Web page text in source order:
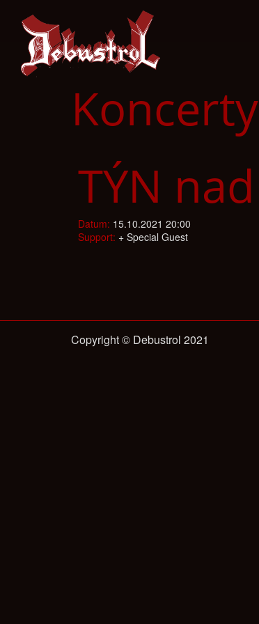
Koncerty
TÝN
Datum: 15.10.2021 20:00
Support: + Special Guest
Copyright © Debustrol 2021